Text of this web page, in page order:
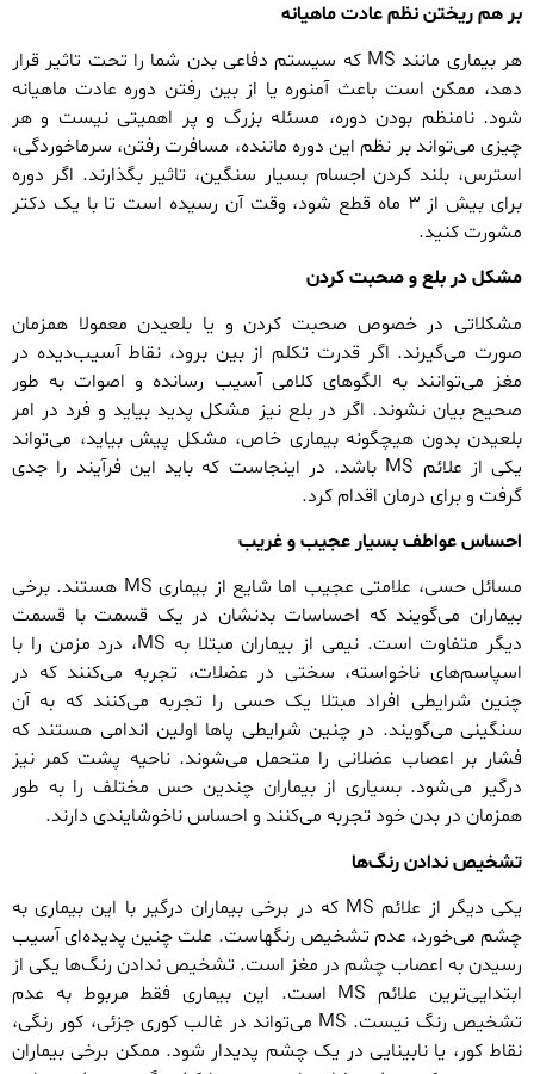
بر هم ریختن نظم عادت ماهیانه
هر بیماری مانند MS که سیستم دفاعی بدن شما را تحت تاثیر قرار
دهد، ممکن است باعث آمنوره یا از بین رفتن دوره عادت ماهیانه
شود. نامنظم بودن دوره، مسئله بزرگ و پر اهمیتی نیست و هر
چیزی می‌تواند بر نظم این دوره ماننده، مسافرت رفتن، سرماخوردگی،
استرس، بلند کردن اجسام بسیار سنگین، تاثیر بگذارند. اگر دوره
برای بیش از ۳ ماه قطع شود، وقت آن رسیده است تا با یک دکتر
مشورت کنید.
مشکل در بلع و صحبت کردن
مشکلاتی در خصوص صحبت کردن و یا بلعیدن معمولا همزمان
صورت می‌گیرند. اگر قدرت تکلم از بین برود، نقاط آسیب‌دیده در
مغز می‌توانند به الگوهای کلامی آسیب رسانده و اصوات به طور
صحیح بیان نشوند. اگر در بلع نیز مشکل پدید بیاید و فرد در امر
بلعیدن بدون هیچگونه بیماری خاص، مشکل پیش بیاید، می‌تواند
یکی از علائم MS باشد. در اینجاست که باید این فرآیند را جدی
گرفت و برای درمان اقدام کرد.
احساس عواطف بسیار عجیب و غریب
مسائل حسی، علامتی عجیب اما شایع از بیماری MS هستند. برخی
بیماران می‌گویند که احساسات بدنشان در یک قسمت با قسمت
دیگر متفاوت است. نیمی از بیماران مبتلا به MS، درد مزمن را با
اسپاسم‌های ناخواسته، سختی در عضلات، تجربه می‌کنند که در
چنین شرایطی افراد مبتلا یک حسی را تجربه می‌کنند که به آن
سنگینی می‌گویند. در چنین شرایطی پاها اولین اندامی هستند که
فشار بر اعصاب عضلانی را متحمل می‌شوند. ناحیه پشت کمر نیز
درگیر می‌شود. بسیاری از بیماران چندین حس مختلف را به طور
همزمان در بدن خود تجربه می‌کنند و احساس ناخوشایندی دارند.
تشخیص ندادن رنگ‌ها
یکی دیگر از علائم MS که در برخی بیماران درگیر با این بیماری به
چشم می‌خورد، عدم تشخیص رنگهاست. علت چنین پدیده‌ای آسیب
رسیدن به اعصاب چشم در مغز است. تشخیص ندادن رنگ‌ها یکی از
ابتدایی‌ترین علائم MS است. این بیماری فقط مربوط به عدم
تشخیص رنگ نیست. MS می‌تواند در غالب کوری جزئی، کور رنگی،
نقاط کور، یا نابینایی در یک چشم پدیدار شود. ممکن برخی بیماران